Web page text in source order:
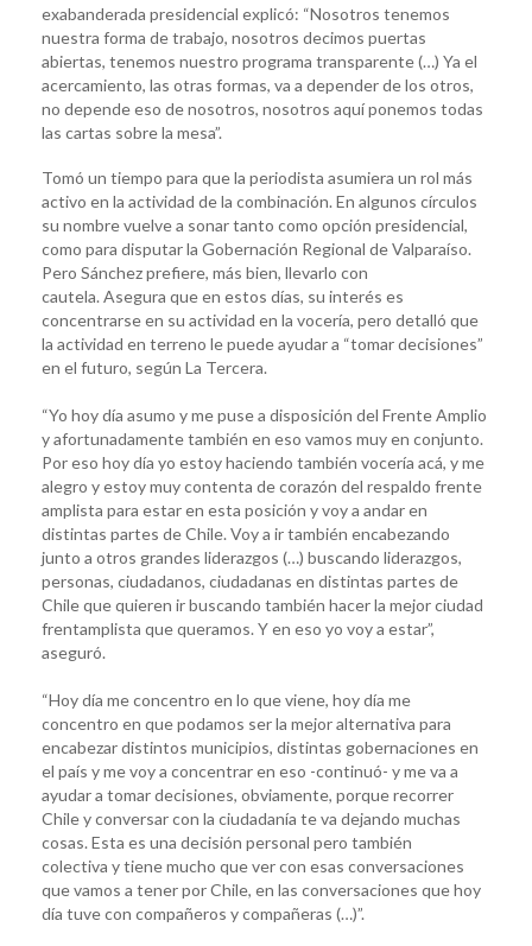
exabanderada presidencial explicó: “Nosotros tenemos
nuestra forma de trabajo, nosotros decimos puertas
abiertas, tenemos nuestro programa transparente (…) Ya el
acercamiento, las otras formas, va a depender de los otros,
no depende eso de nosotros, nosotros aquí ponemos todas
las cartas sobre la mesa”.
Tomó un tiempo para que la periodista asumiera un rol más
activo en la actividad de la combinación. En algunos círculos
su nombre vuelve a sonar tanto como opción presidencial,
como para disputar la Gobernación Regional de Valparaíso.
Pero Sánchez prefiere, más bien, llevarlo con
cautela. Asegura que en estos días, su interés es
concentrarse en su actividad en la vocería, pero detalló que
la actividad en terreno le puede ayudar a “tomar decisiones”
en el futuro, según La Tercera.
“Yo hoy día asumo y me puse a disposición del Frente Amplio
y afortunadamente también en eso vamos muy en conjunto.
Por eso hoy día yo estoy haciendo también vocería acá, y me
alegro y estoy muy contenta de corazón del respaldo frente
amplista para estar en esta posición y voy a andar en
distintas partes de Chile. Voy a ir también encabezando
junto a otros grandes liderazgos (…) buscando liderazgos,
personas, ciudadanos, ciudadanas en distintas partes de
Chile que quieren ir buscando también hacer la mejor ciudad
frentamplista que queramos. Y en eso yo voy a estar”,
aseguró.
“Hoy día me concentro en lo que viene, hoy día me
concentro en que podamos ser la mejor alternativa para
encabezar distintos municipios, distintas gobernaciones en
el país y me voy a concentrar en eso -continuó- y me va a
ayudar a tomar decisiones, obviamente, porque recorrer
Chile y conversar con la ciudadanía te va dejando muchas
cosas. Esta es una decisión personal pero también
colectiva y tiene mucho que ver con esas conversaciones
que vamos a tener por Chile, en las conversaciones que hoy
día tuve con compañeros y compañeras (…)”.